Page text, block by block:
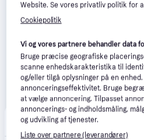
Proshop.dk
Fri fragt
Website. Se vores privatliv politik for
Cookiepolitik
Vi og vores partnere behandler data
Bruge præcise geografiske
scanne enhedskarakteristika til
og/eller tilgå oplysninger på en enhed.
annonceringseffektivitet. Bruge
at vælge annoncering. Tilpasset
annoncerings- og indholdsmåling,
og udvikling af tjenester.
Liste over partnere (leverandører)